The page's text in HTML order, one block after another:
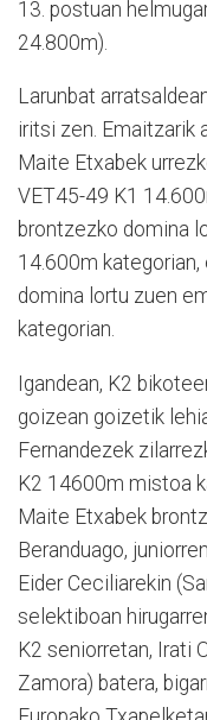
13. postuan
24.800m).
Larunbat
iritsi zen. Emaitzarik
Maite Etxabek
VET45-49 K1
brontzezko domina
14.600m
domina lortu zuen
kategorian.
Igandean, K2
goizean goizetik
Fernandezek
K2 14600m mistoa
Maite Etxabek
Beranduago,
Eider Ceciliarekin
selektiboan
K2 seniorretan, Irati
Zamora) batera,